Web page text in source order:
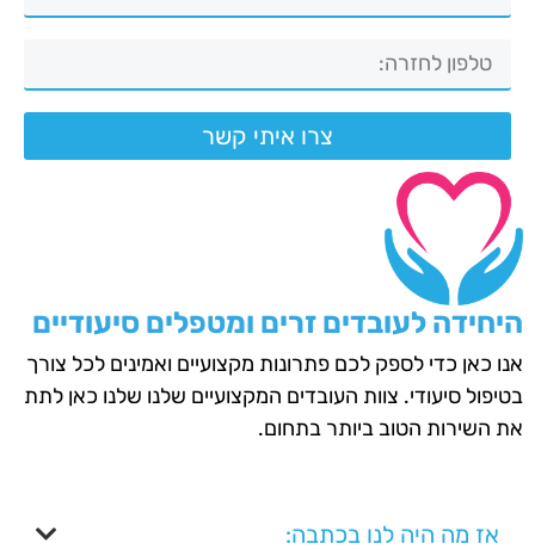
צרו איתי קשר
היחידה לעובדים זרים ומטפלים סיעודיים
אנו כאן כדי לספק לכם פתרונות מקצועיים ואמינים לכל צורך
בטיפול סיעודי. צוות העובדים המקצועיים שלנו שלנו כאן לתת
את השירות הטוב ביותר בתחום.
אז מה היה לנו בכתבה: